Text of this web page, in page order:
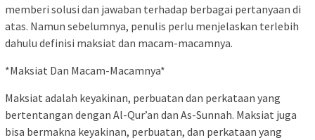
memberi solusi dan jawaban terhadap berbagai pertanyaan di
atas. Namun sebelumnya, penulis perlu menjelaskan terlebih
dahulu definisi maksiat dan macam-macamnya.
*Maksiat Dan Macam-Macamnya*
Maksiat adalah keyakinan, perbuatan dan perkataan yang
bertentangan dengan Al-Qur’an dan As-Sunnah. Maksiat juga
bisa bermakna keyakinan, perbuatan, dan perkataan yang